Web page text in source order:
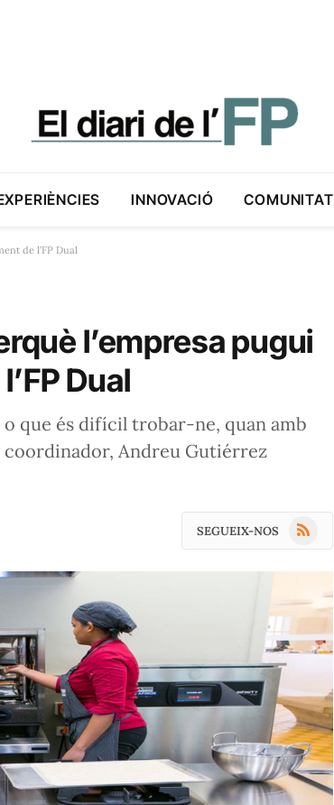
INNOVACIÓ COMUNITAT
de l’FP Dual
l’empresa pugui
Dual
que és difícil trobar-ne, quan amb
coordinador, Andreu Gutiérrez
SEGUEIX-NOS RSS